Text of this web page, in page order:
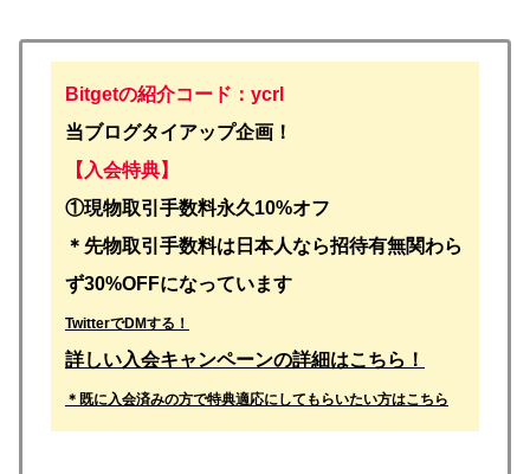
Bitgetの紹介コード：ycrl
当ブログタイアップ企画！
【入会特典】
①現物取引手数料永久10%オフ
＊先物取引手数料は日本人なら招待有無関わら
ず30%OFFになっています
TwitterでDMする！
詳しい入会キャンペーンの詳細はこちら！
＊既に入会済みの方で特典適応にしてもらいたい方はこちら